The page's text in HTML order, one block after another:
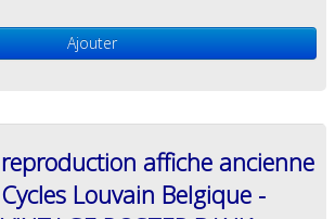
Ajouter
reproduction affiche ancienne
Cycles Louvain Belgique -